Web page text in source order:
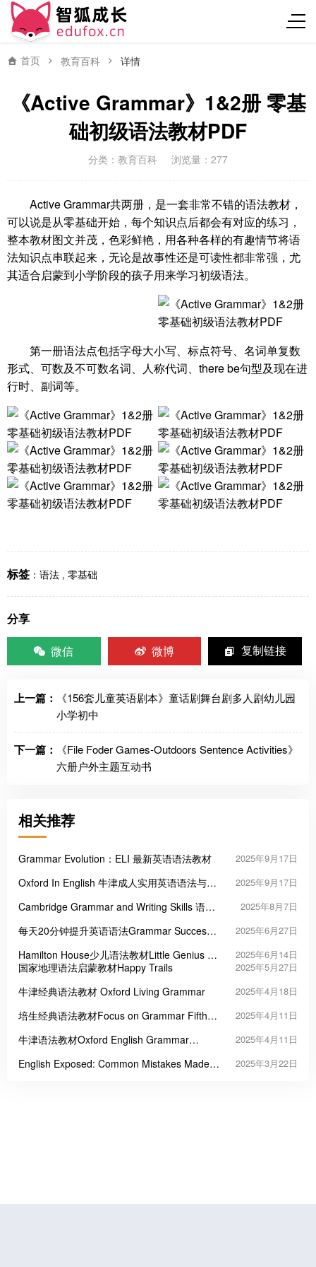
首页 教育百科 详情
《Active Grammar》1&2册 零基
础初级语法教材PDF
分类： 教育百科 浏览量：277
Active Grammar共两册，是一套非常不错的语法教材，
可以说是从零基础开始，每个知识点后都会有对应的练习，
整本教材图文并茂，色彩鲜艳，用各种各样的有趣情节将语
法知识点串联起来，无论是故事性还是可读性都非常强，尤
其适合启蒙到小学阶段的孩子用来学习初级语法。
第一册语法点包括字母大小写、标点符号、名词单复数
形式、可数及不可数名词、人称代词、there be句型及现在进
行时、副词等。
标签 ： 语法 , 零基础
分享
微信
微博 复制链接
上一篇：
《156套儿童英语剧本》童话剧舞台剧多人剧幼儿园
小学初中
下一篇：
《File Foder Games-Outdoors Sentence Activities》
六册户外主题互动书
相关推荐
Grammar Evolution：ELI 最新英语语法教材 2025年9月17日
Oxford In English 牛津成人实用英语语法与词
2025年9月17日
Cambridge Grammar and Writing Skills 语法
2025年8月7日
每天20分钟提升英语语法Grammar Success
2025年6月27日
Hamilton House少儿语法教材Little Genius &
Grammar Genius
2025年6月14日
国家地理语法启蒙教材Happy Trails 2025年5月27日
牛津经典语法教材 Oxford Living Grammar 2025年4月18日
培生经典语法教材Focus on Grammar Fifth
2025年4月11日
牛津语法教材Oxford English Grammar
2025年4月11日
English Exposed: Common Mistakes Made
2025年3月22日